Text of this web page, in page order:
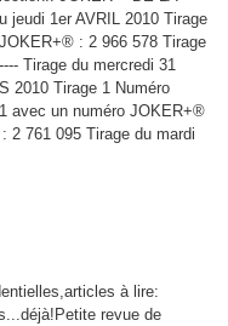
jeudi 1er AVRIL 2010 Tirage
: 2 966 578 Tirage
Tirage du mercredi 31
2010 Tirage 1 Numéro
avec un numéro JOKER+®
2 761 095 Tirage du mardi
à lire:
revue de